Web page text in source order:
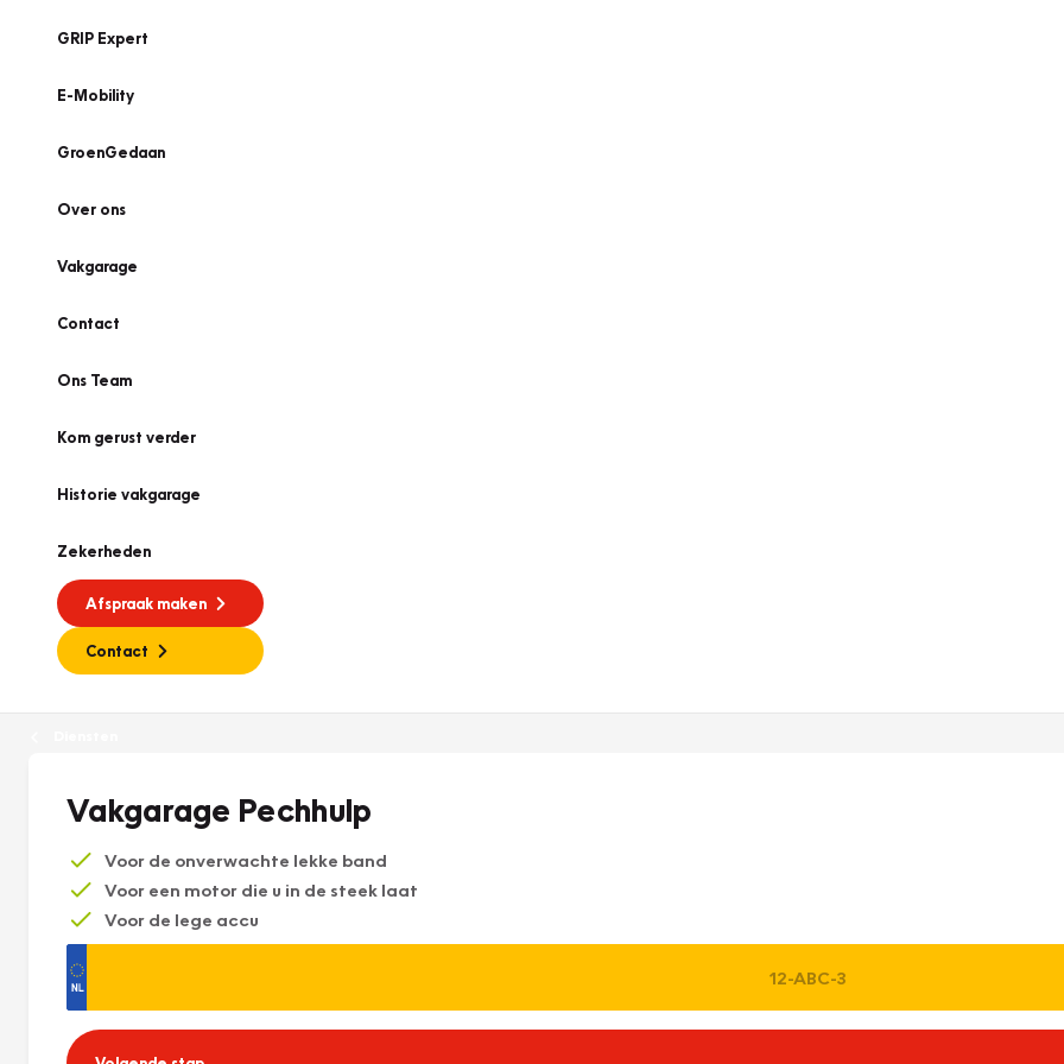
GRIP Expert
E-Mobility
GroenGedaan
Over ons
Vakgarage
Contact
Ons Team
Kom gerust verder
Historie vakgarage
Zekerheden
Afspraak maken
Contact
Vakgarage Pechhulp
Voor de onverwachte lekke band
Voor een motor die u in de steek laat
Voor de lege accu